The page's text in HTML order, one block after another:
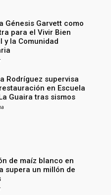
Génesis Garvett como
para el Vivir Bien
y la Comunidad
Rodríguez supervisa
en Escuela
Guaira tras sismos
de maíz blanco en
supera un millón de